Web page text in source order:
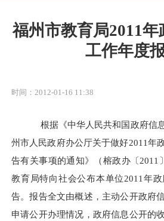
福州市教育局2011
工作年度
时间：2012-01-16 11:38
根据《中华人民共和国政府信息
州市人民政府办公厅关于做好2011年
告有关事项的通知》（榕政办〔2011 〕
教育局特向社会公布本单位2011 年
告。报告全文由概述，主动公开政府
申请公开办理情况，政府信息公开的